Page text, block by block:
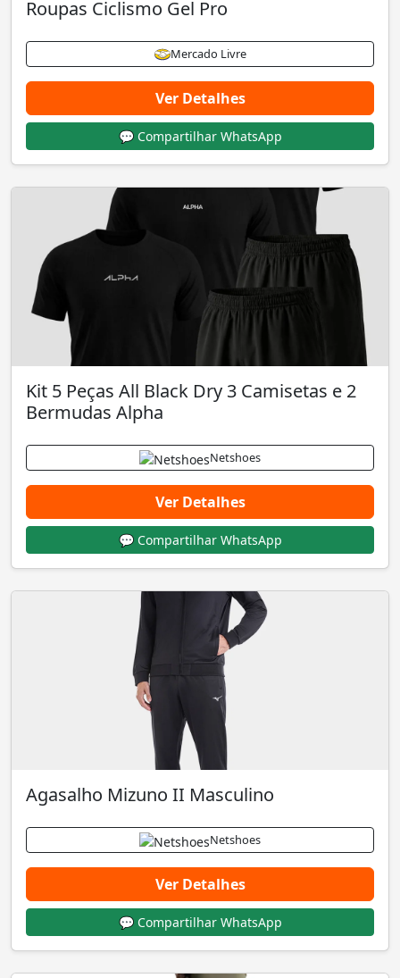
Roupas Ciclismo Gel Pro
Mercado Livre
Ver Detalhes
💬 Compartilhar WhatsApp
Kit 5 Peças All Black Dry 3 Camisetas e 2
Bermudas Alpha
Netshoes
Ver Detalhes
💬 Compartilhar WhatsApp
Agasalho Mizuno II Masculino
Netshoes
Ver Detalhes
💬 Compartilhar WhatsApp